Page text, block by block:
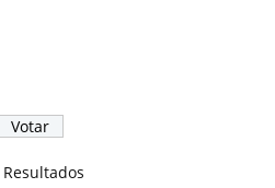
Resultados